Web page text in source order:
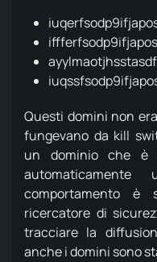
Questi domini non
fungevano da kill
un dominio che è
automaticamente
comportamento è
ricercatore di
tracciare la
anche i domini sono